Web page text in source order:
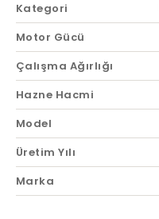
Kategori
Motor Gücü
Çalışma Ağırlığı
Hazne Hacmi
Model
Üretim Yılı
Marka